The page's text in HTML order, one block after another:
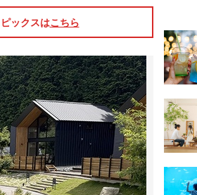
ックスはこちら